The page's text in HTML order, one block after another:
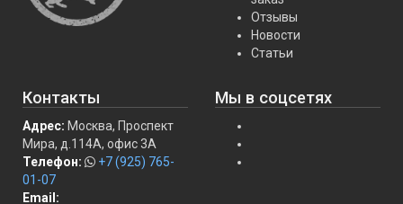
Отзывы
Новости
Статьи
Контакты
Адрес: Москва, Проспект
Мира, д.114А, офис 3А
Телефон:
+7 (925) 765-
01-07
Email:
Мы в соцсетях